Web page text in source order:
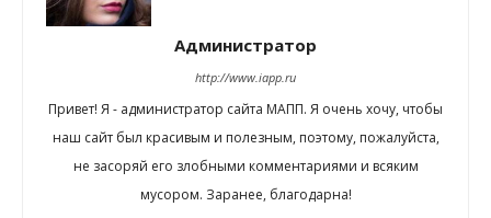
Администратор
http://www.iapp.ru
Привет! Я - администратор сайта МАПП. Я очень хочу, чтобы
наш сайт был красивым и полезным, поэтому, пожалуйста,
не засоряй его злобными комментариями и всяким
мусором. Заранее, благодарна!